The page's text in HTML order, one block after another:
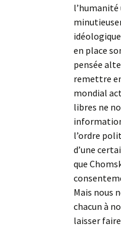
l’humanité
en place
pensée
remettre
mondial
libres ne
l’ordre
d’une
que
Mais nous
chacun à
laisser